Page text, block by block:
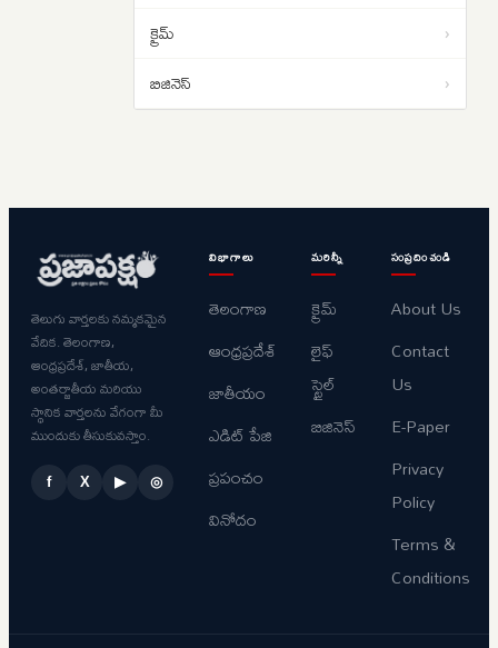
క్రైమ్ ›
బిజినెస్ ›
తెలుగు వార్తలకు నమ్మకమైన
వేదిక. తెలంగాణ,
ఆంధ్రప్రదేశ్, జాతీయ,
అంతర్జాతీయ మరియు
స్థానిక వార్తలను వేగంగా మీ
ముందుకు తీసుకువస్తాం.
f X ▶ ◎
విభాగాలు
తెలంగాణ
ఆంధ్రప్రదేశ్
జాతీయం
ఎడిట్ పేజి
ప్రపంచం
వినోదం
మరిన్నీ
క్రైమ్
లైఫ్
స్టైల్
బిజినెస్
సంప్రదించండి
About Us
Contact
Us
E-Paper
Privacy
Policy
Terms &
Conditions